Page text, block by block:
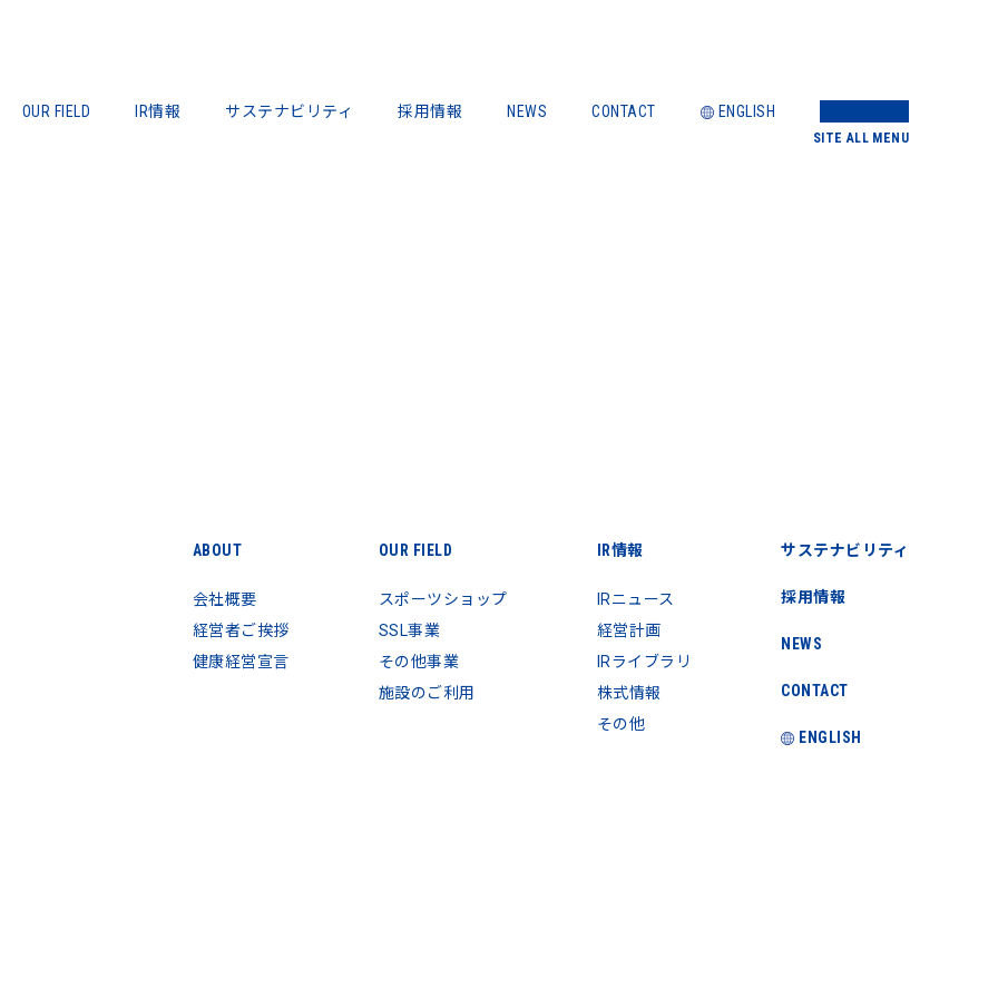
OUR FIELD IR情報 サステナビリティ 採用情報 NEWS CONTACT ENGLISH
SITEALL MENU
ABOUT
会社概要
経営者ご挨拶
健康経営宣言
OUR FIELD
スポーツショップ
SSL事業
その他事業
施設のご利用
IR情報
IRニュース
経営計画
IRライブラリ
株式情報
その他
サステナビリティ
採用情報
NEWS
CONTACT
ENGLISH